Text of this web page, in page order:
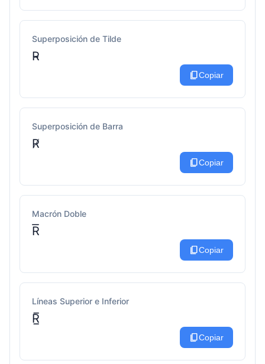
Superposición de Tilde
R̴
content_copyCopiar
Superposición de Barra
R̸
content_copyCopiar
Macrón Doble
R͞
content_copyCopiar
Líneas Superior e Inferior
R̲̅
content_copyCopiar